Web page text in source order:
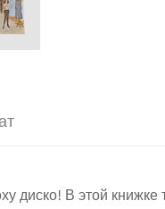
диско! В этой